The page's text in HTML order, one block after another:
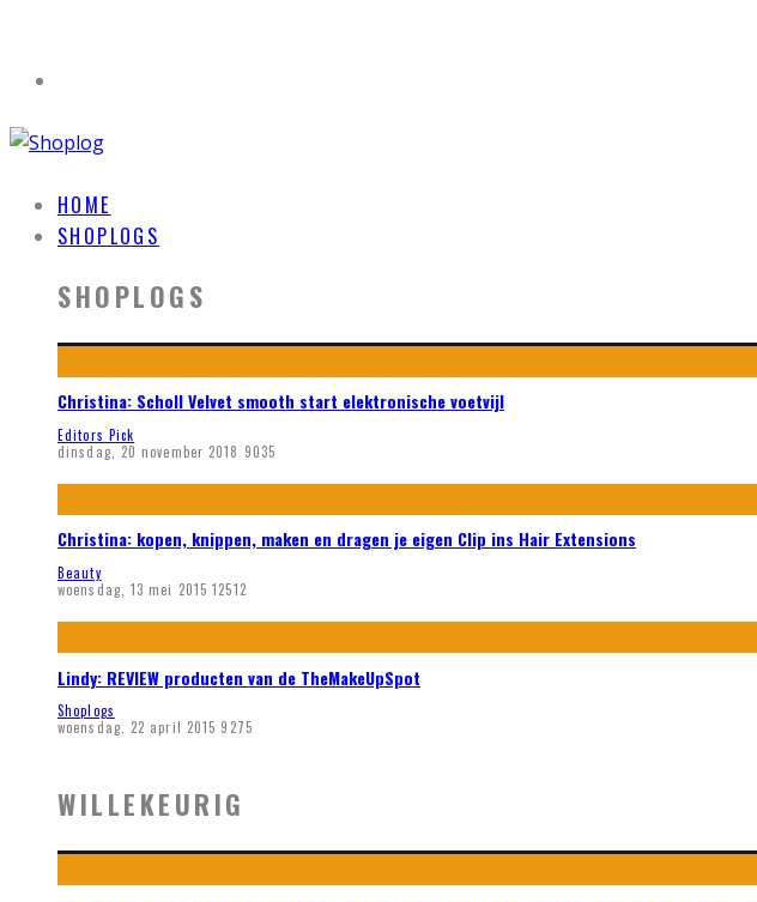
HOME
SHOPLOGS
SHOPLOGS
Christina: Scholl Velvet smooth start elektronische voetvijl
Editors Pick
dinsdag, 20 november 2018 9035
Christina: kopen, knippen, maken en dragen je eigen Clip ins Hair Extensions
Beauty
woensdag, 13 mei 2015 12512
Lindy: REVIEW producten van de TheMakeUpSpot
Shoplogs
woensdag, 22 april 2015 9275
WILLEKEURIG